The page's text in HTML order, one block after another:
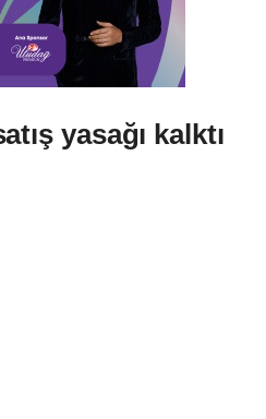
yasağı kalktı